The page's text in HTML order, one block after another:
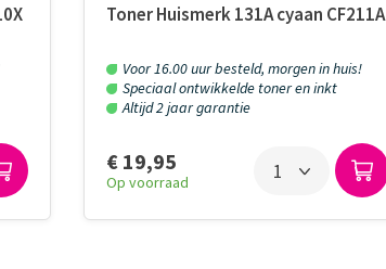
Toner Huismerk 131A cyaan CF211A
Voor 16.00 uur besteld, morgen in huis!
Speciaal ontwikkelde toner en inkt
Altijd 2 jaar garantie
€ 19,95
Op voorraad